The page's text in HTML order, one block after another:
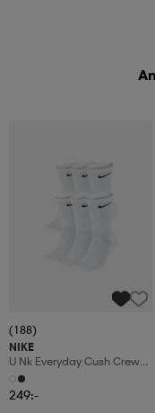
(188)
NIKE
U Nk Everyday Cush Crew
6pr-Bd
249:-